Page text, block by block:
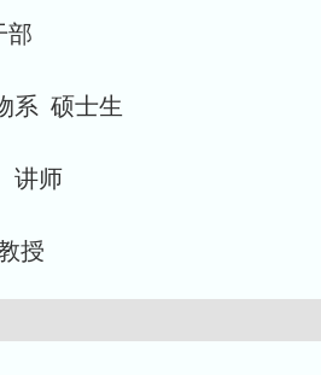
部
系 硕士生
讲师
授